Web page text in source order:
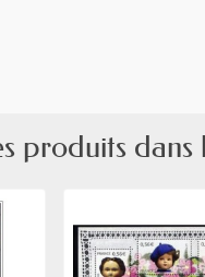
produits dans